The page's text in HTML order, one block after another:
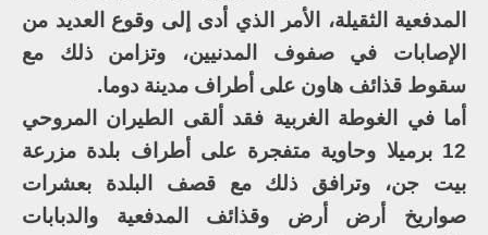
المدفعية الثقيلة، الأمر الذي أدى إلى وقوع العديد من
الإصابات في صفوف المدنيين، وتزامن ذلك مع
سقوط قذائف هاون على أطراف مدينة دوما.
أما في الغوطة الغربية فقد ألقى الطيران المروحي
12 برميلا وحاوية متفجرة على أطراف بلدة مزرعة
بيت جن، وترافق ذلك مع قصف البلدة بعشرات
صواريخ أرض أرض وقذائف المدفعية والدبابات